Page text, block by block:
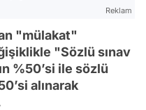
Reklam
"mülakat"
"Sözlü sınav
%50’si ile sözlü
alınarak